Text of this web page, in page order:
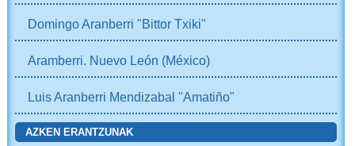
Domingo Aranberri "Bittor Txiki"
Aramberri. Nuevo León (México)
Luis Aranberri Mendizabal "Amatiño"
AZKEN ERANTZUNAK